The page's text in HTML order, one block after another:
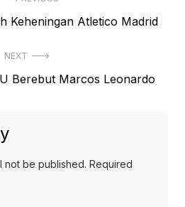
Keheningan Atletico Madrid
NEXT
Berebut Marcos Leonardo
not be published. Required